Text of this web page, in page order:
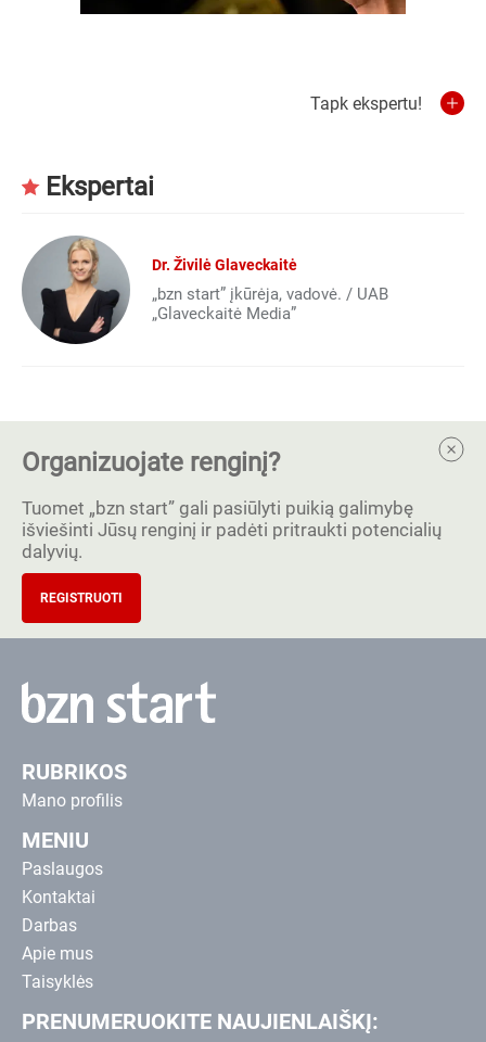
Tapk ekspertu!
Ekspertai
Dr. Živilė Glaveckaitė
„bzn start” įkūrėja, vadovė. / UAB
„Glaveckaitė Media”
Organizuojate renginį?
Tuomet „bzn start” gali pasiūlyti puikią galimybę
išviešinti Jūsų renginį ir padėti pritraukti potencialių
dalyvių.
REGISTRUOTI
RUBRIKOS
Mano profilis
MENIU
Paslaugos
Kontaktai
Darbas
Apie mus
Taisyklės
PRENUMERUOKITE NAUJIENLAIŠKĮ: